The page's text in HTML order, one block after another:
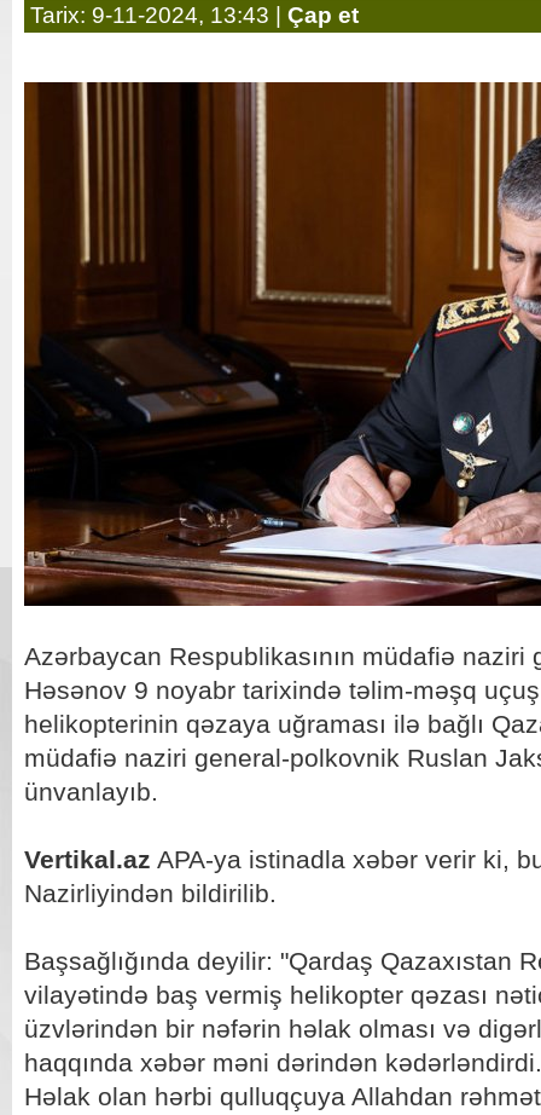
Tarix: 9-11-2024, 13:43 | Çap et
Azərbaycan Respublikasının müdafiə
Həsənov 9 noyabr tarixində təlim-məşq
helikopterinin qəzaya uğraması ilə bağlı
müdafiə naziri general-polkovnik Ruslan
ünvanlayıb.
Vertikal.az APA-ya istinadla xəbər verir ki,
Nazirliyindən bildirilib.
Başsağlığında deyilir: "Qardaş Qazaxıstan
vilayətində baş vermiş helikopter qəzası
üzvlərindən bir nəfərin həlak olması və
haqqında xəbər məni dərindən kədərləndirdi.
Həlak olan hərbi qulluqçuya Allahdan